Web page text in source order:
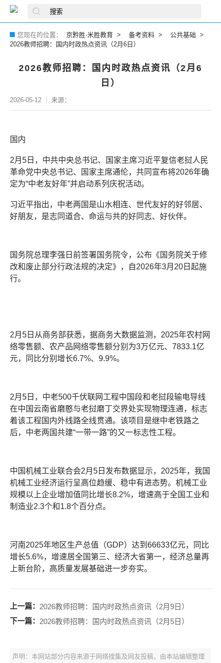
您现在的位置： 京黔胜·米胜教育 备考资料
公共基础
2026教师招聘：国内时政热点资讯（2月6日）
2026教师招聘：国内时政热点资讯（2月6
日）
2026-05-12 来源：
国内
2月5日，中共中央总书记、国家主席习近平复信老挝人民
革命党中央总书记、国家主席通伦，共同宣布将2026年确
定为“中老友好年”并启动系列庆祝活动。
习近平指出，中老两国是山水相连、世代友好的好邻居、
好朋友，是志同道合、命运与共的好同志、好伙伴。
国务院总理李强日前签署国务院令，公布《国务院关于修
改和废止部分行政法规的决定》，自2026年3月20日起施
行。
2月5日从商务部获悉，据商务大数据监测，2025年农村网
络零售额、农产品网络零售额分别为3万亿元、7833.1亿
元，同比分别增长6.7%、9.9%。
2月5日，中老500千伏联网工程中国段和老挝段输电导线
在中国云南省磨憨与老挝磨丁交界处实现物理连通，标志
着该工程国内外线路全线贯通。该项目是继中老铁路之
后，中老两国共建“一带一路”的又一标志性工程。
中国机械工业联合会2月5日发布数据显示，2025年，我国
机械工业经济运行呈高位趋缓、稳中有进态势。机械工业
规模以上企业增加值同比增长8.2%，增速高于全国工业和
制造业2.3个和1.8个百分点。
河南2025年地区生产总值（GDP）达到66633亿元，同比
增长5.6%，增速居全国第三、经济大省第一，经济总量再
上新台阶，高质量发展基础进一步夯实。
上一篇： 2026教师招聘：国内时政热点资讯（2月9日）
下一篇： 2026教师招聘：国内时政热点资讯（2月5日）
声明：本网站部分内容来源于网络搜集及网友投稿，由本站编辑整理